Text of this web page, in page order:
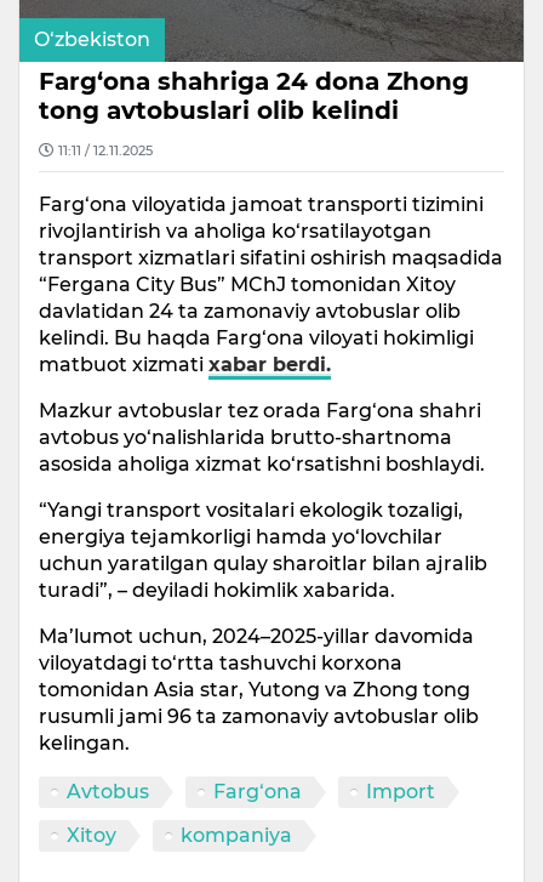
O‘zbekiston
Farg‘ona shahriga 24 dona Zhong
tong avtobuslari olib kelindi
11:11 / 12.11.2025
Farg‘ona viloyatida jamoat transporti tizimini
rivojlantirish va aholiga ko‘rsatilayotgan
transport xizmatlari sifatini oshirish maqsadida
“Fergana City Bus” MChJ tomonidan Xitoy
davlatidan 24 ta zamonaviy avtobuslar olib
kelindi. Bu haqda Farg‘ona viloyati hokimligi
matbuot xizmati xabar berdi.
Mazkur avtobuslar tez orada Farg‘ona shahri
avtobus yo‘nalishlarida brutto-shartnoma
asosida aholiga xizmat ko‘rsatishni boshlaydi.
“Yangi transport vositalari ekologik tozaligi,
energiya tejamkorligi hamda yo‘lovchilar
uchun yaratilgan qulay sharoitlar bilan ajralib
turadi”, – deyiladi hokimlik xabarida.
Ma’lumot uchun, 2024–2025-yillar davomida
viloyatdagi to‘rtta tashuvchi korxona
tomonidan Asia star, Yutong va Zhong tong
rusumli jami 96 ta zamonaviy avtobuslar olib
kelingan.
Avtobus Farg‘ona
Import
Xitoy
kompaniya